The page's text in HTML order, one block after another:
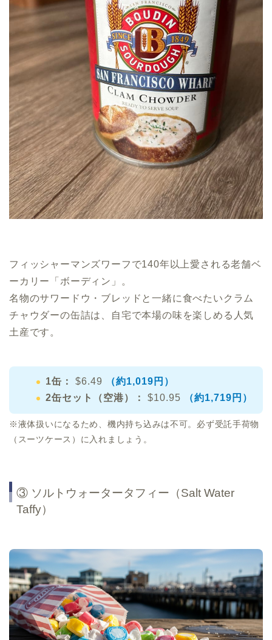
フィッシャーマンズワーフで140年以上愛される老舗ベ
ーカリー「ボーディン」。
名物のサワードウ・ブレッドと一緒に食べたいクラム
チャウダーの缶詰は、自宅で本場の味を楽しめる人気
土産です。
1缶： $6.49
（約1,019円）
2缶セット（空港）：
$10.95 （約1,719円）
※液体扱いになるため、機内持ち込みは不可。必ず受託手荷物
（スーツケース）に入れましょう。
③ ソルトウォータータフィー（Salt Water
Taffy）